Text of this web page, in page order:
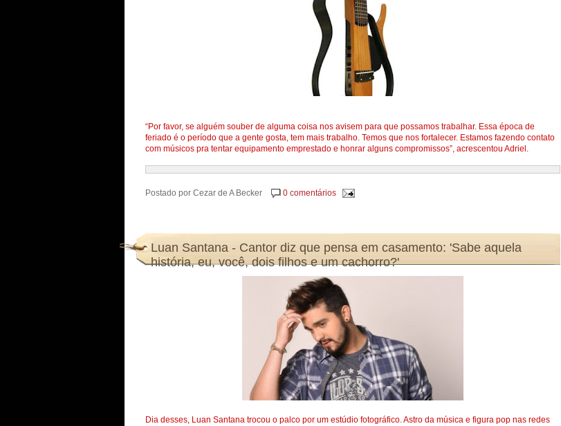
“Por favor, se alguém souber de alguma coisa nos avisem para que possamos trabalhar. Essa época de
feriado é o período que a gente gosta, tem mais trabalho. Temos que nos fortalecer. Estamos fazendo contato
com músicos pra tentar equipamento emprestado e honrar alguns compromissos”, acrescentou Adriel.
Postado por Cezar de A Becker 0 comentários
Luan Santana - Cantor diz que pensa em casamento: 'Sabe aquela
história, eu, você, dois filhos e um cachorro?'
Dia desses, Luan Santana trocou o palco por um estúdio fotográfico. Astro da música e figura pop nas redes